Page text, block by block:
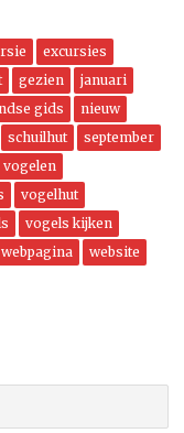
excursies
gezien
januari
gids
nieuw
schuilhut
september
vogelen
vogelhut
vogels kijken
webpagina website